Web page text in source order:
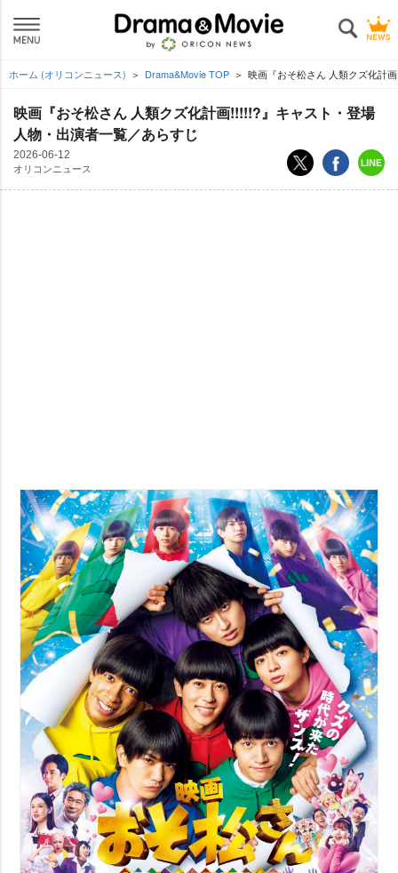
ホーム (オリコンニュース) Drama&Movie TOP 映画『おそ松さん 人類クズ化計
映画『おそ松さん 人類クズ化計画!!!!!?』キャスト・登場
人物・出演者一覧／あらすじ
2026-06-12
オリコンニュース